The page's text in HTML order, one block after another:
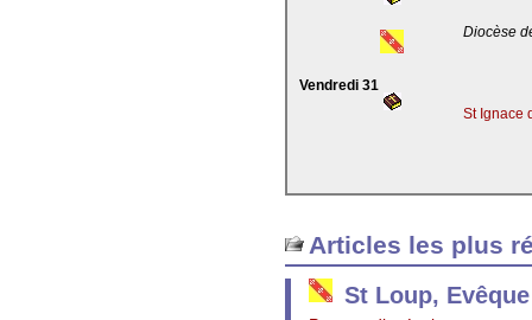
Diocèse
Vendredi 31
St Ignace
Articles les plus
St Loup,